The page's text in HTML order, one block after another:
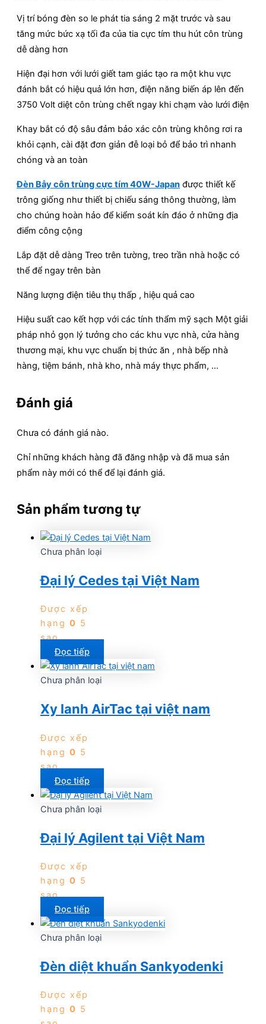
Vị trí bóng đèn so le phát tia sáng 2 mặt trước và sau
tăng mức bức xạ tối đa của tia cực tím thu hút côn trùng
dễ dàng hơn
Hiện đại hơn với lưới giết tam giác tạo ra một khu vực
đánh bắt có hiệu quả lớn hơn, điện năng biến áp lên đến
3750 Volt diệt côn trùng chết ngay khi chạm vào lưới điện
Khay bắt có độ sâu đảm bảo xác côn trùng không rơi ra
khỏi cạnh, cài đặt đơn giản đễ loại bỏ để bảo trì nhanh
chóng và an toàn
Đèn Bẫy côn trùng cực tím 40W-Japan được thiết kế
trông giống như thiết bị chiếu sáng thông thường, làm
cho chúng hoàn hảo để kiểm soát kín đáo ở những địa
điểm công cộng
Lắp đặt dễ dàng Treo trên tường, treo trần nhà hoặc có
thể để ngay trên bàn
Năng lượng điện tiêu thụ thấp , hiệu quả cao
Hiệu suất cao kết hợp với các tính thẩm mỹ sạch Một giải
pháp nhỏ gọn lý tưởng cho các khu vực nhà, cửa hàng
thương mại, khu vực chuẩn bị thức ăn , nhà bếp nhà
hàng, tiệm bánh, nhà kho, nhà máy thực phẩm, …
Đánh giá
Chưa có đánh giá nào.
Chỉ những khách hàng đã đăng nhập và đã mua sản
phẩm này mới có thể để lại đánh giá.
Sản phẩm tương tự
Chưa phân loại
Đại lý Cedes tại Việt Nam
Được xếp
hạng 0 5
sao
Đọc tiếp
Chưa phân loại
Xy lanh AirTac tại việt nam
Được xếp
hạng 0 5
sao
Đọc tiếp
Chưa phân loại
Đại lý Agilent tại Việt Nam
Được xếp
hạng 0 5
sao
Đọc tiếp
Chưa phân loại
Đèn diệt khuẩn Sankyodenki
Được xếp
hạng 0 5